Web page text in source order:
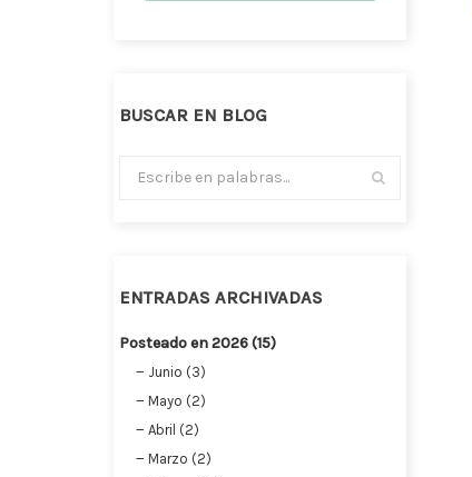
BUSCAR EN BLOG
ENTRADAS ARCHIVADAS
Posteado en 2026 (15)
Junio (3)
Mayo (2)
Abril (2)
Marzo (2)